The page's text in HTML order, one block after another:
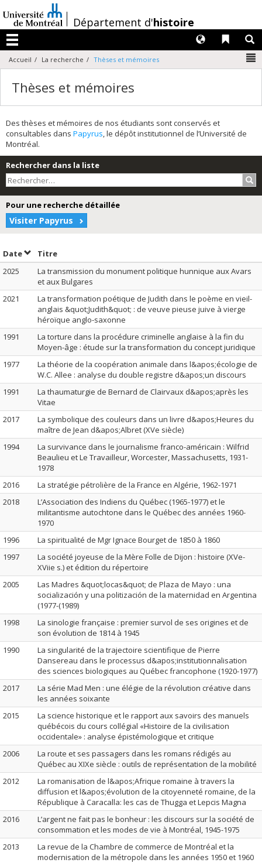
au
contenu
/Département d'histoire
Menu
Liens
Langues
Accueil La recherche Thèses et mémoires
Thèses et mémoires
Des thèses et mémoires de nos étudiants sont conservés et
consultables dans Papyrus, le dépôt institutionnel de l’Université de
Montréal.
Rechercher dans la liste
Pour une recherche détaillée
Visiter Papyrus
DateTrier par date en ordre décroissant
Titre
2025
La transmission du monument politique hunnique aux Avars
et aux Bulgares
2021
La transformation poétique de Judith dans le poème en vieil-
anglais &quot;Judith&quot; : de veuve pieuse juive à vierge
héroïque anglo-saxonne
1991
La torture dans la procédure criminelle anglaise à la fin du
Moyen-âge : étude sur la transformation du concept juridique
1977
La théorie de la coopération animale dans l&apos;écologie de
W.C. Allee : analyse du double registre d&apos;un discours
1991
La thaumaturgie de Bernard de Clairvaux d&apos;après les
Vitae
2017
La symbolique des couleurs dans un livre d&apos;Heures du
maître de Jean d&apos;Albret (XVe siècle)
1994
La survivance dans le journalisme franco-américain : Wilfrid
Beaulieu et Le Travailleur, Worcester, Massachusetts, 1931-
1978
2016
La stratégie pétrolière de la France en Algérie, 1962-1971
2018
L’Association des Indiens du Québec (1965-1977) et le
militantisme autochtone dans le Québec des années 1960-
1970
1996
La spiritualité de Mgr Ignace Bourget de 1850 à 1860
1997
La société joyeuse de la Mère Folle de Dijon : histoire (XVe-
XViie s.) et édition du répertoire
2005
Las Madres &quot;locas&quot; de Plaza de Mayo : una
socialización y una politización de la maternidad en Argentina
(1977-(1989)
1998
La sinologie française : premier survol de ses origines et de
son évolution de 1814 à 1945
1990
La singularité de la trajectoire scientifique de Pierre
Dansereau dans le processus d&apos;institutionnalisation
des sciences biologiques au Québec francophone (1920-1977)
2017
La série Mad Men : une élégie de la révolution créative dans
les années soixante
2015
La science historique et le rapport aux savoirs des manuels
québécois du cours collégial «Histoire de la civilisation
occidentale» : analyse épistémologique et critique
2006
La route et ses passagers dans les romans rédigés au
Québec au XIXe siècle : outils de représentation de la mobilité
2012
La romanisation de l&apos;Afrique romaine à travers la
diffusion et l&apos;évolution de la citoyenneté romaine, de la
République à Caracalla: les cas de Thugga et Lepcis Magna
2016
L’argent ne fait pas le bonheur : les discours sur la société de
consommation et les modes de vie à Montréal, 1945-1975
2013
La revue de la Chambre de commerce de Montréal et la
modernisation de la métropole dans les années 1950 et 1960